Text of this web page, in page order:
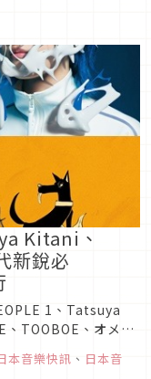
大家先來複習一...
Kitani、
新銳必
1、Tatsuya
TOOBOE、オメで
吧！
本音樂快訊 、 日本音